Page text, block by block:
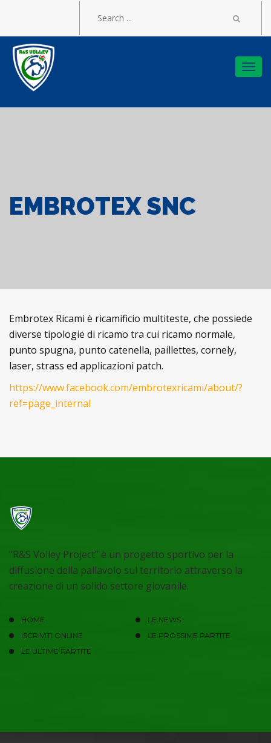
EMBROTEX SNC
Embrotex Ricami è ricamificio multiteste, che possiede
diverse tipologie di ricamo tra cui ricamo normale,
punto spugna, punto catenella, paillettes, cornely,
laser, strass ed applicazioni patch.
https://www.facebook.com/embrotexricami/about/?
ref=page_internal
"R&S Volley Project” è un progetto sportivo per la
diffusione della pallavolo sul territorio attraverso la
creazione di un solido settore giovanile.
HOME
LE NEWS
ISCRIVITI ONLINE
LE PROSSIME PARTITE
LE ULTIME PARTITE